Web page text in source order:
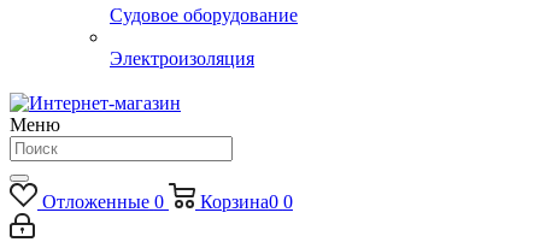
Судовое оборудование
Электроизоляция
Меню
Отложенные 0 Корзина0 0